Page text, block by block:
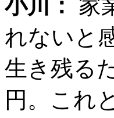
小川：
家
れないと
生き残る
円。これ